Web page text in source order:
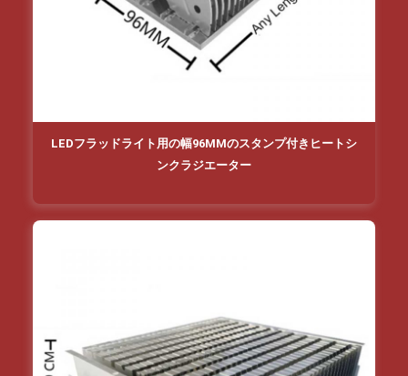
LEDフラッドライト用の幅96MMのスタンプ付きヒートシ
ンクラジエーター